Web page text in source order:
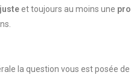
et toujours au moins une
la question vous est posée